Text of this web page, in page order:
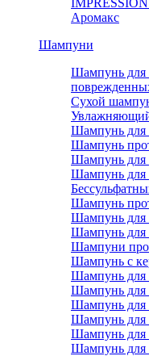
Аромакс
Шампуни
Шампунь для
Сухой
Шампунь для
Шампунь
Шампунь для
Шампунь для
Шампунь
Шампунь для
Шампунь для
Шампуни
Шампунь с
Шампунь для
Шампунь для
Шампунь для
Шампунь для
Шампунь для
Шампунь для